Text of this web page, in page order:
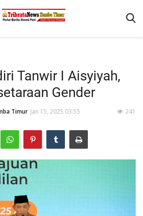
Tanwir I Aisyiyah,
Gender
Timur Jan 15, 2025 03:55 241